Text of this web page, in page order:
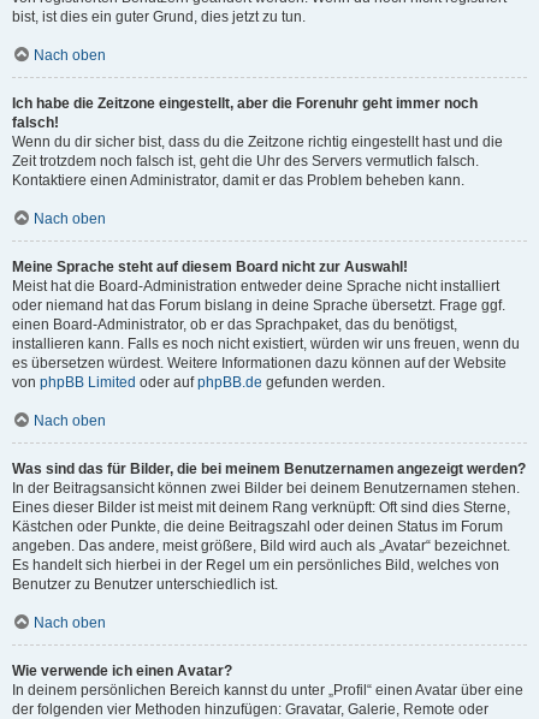
bist, ist dies ein guter Grund, dies jetzt zu tun.
Nach oben
Ich habe die Zeitzone eingestellt, aber die Forenuhr geht immer noch
falsch!
Wenn du dir sicher bist, dass du die Zeitzone richtig eingestellt hast und die
Zeit trotzdem noch falsch ist, geht die Uhr des Servers vermutlich falsch.
Kontaktiere einen Administrator, damit er das Problem beheben kann.
Nach oben
Meine Sprache steht auf diesem Board nicht zur Auswahl!
Meist hat die Board-Administration entweder deine Sprache nicht installiert
oder niemand hat das Forum bislang in deine Sprache übersetzt. Frage ggf.
einen Board-Administrator, ob er das Sprachpaket, das du benötigst,
installieren kann. Falls es noch nicht existiert, würden wir uns freuen, wenn du
es übersetzen würdest. Weitere Informationen dazu können auf der Website
von phpBB Limited oder aufphpBB.de gefunden werden.
Nach oben
Was sind das für Bilder, die bei meinem Benutzernamen angezeigt werden?
In der Beitragsansicht können zwei Bilder bei deinem Benutzernamen stehen.
Eines dieser Bilder ist meist mit deinem Rang verknüpft: Oft sind dies Sterne,
Kästchen oder Punkte, die deine Beitragszahl oder deinen Status im Forum
angeben. Das andere, meist größere, Bild wird auch als „Avatar“ bezeichnet.
Es handelt sich hierbei in der Regel um ein persönliches Bild, welches von
Benutzer zu Benutzer unterschiedlich ist.
Nach oben
Wie verwende ich einen Avatar?
In deinem persönlichen Bereich kannst du unter „Profil“ einen Avatar über eine
der folgenden vier Methoden hinzufügen: Gravatar, Galerie, Remote oder